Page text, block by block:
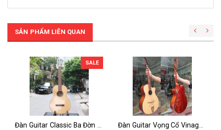
SẢN PHẨM LIÊN QUAN
SALE
Đàn Guitar Classic Ba Đờn Dam120 100% Gỗ Thịt Có Ti Chỉnh Cần- Phiên bản Nâng cấp Của Ba Đờn Dam100 có Thêm ti chỉnh cần
Đàn Guitar Vọng Cổ Vinaguitar VC-HD – Phím Lõm, Gỗ Thông & Hồng Đào Nguyên Tấm, Âm Vang Đậm Chất Vọng Cổ